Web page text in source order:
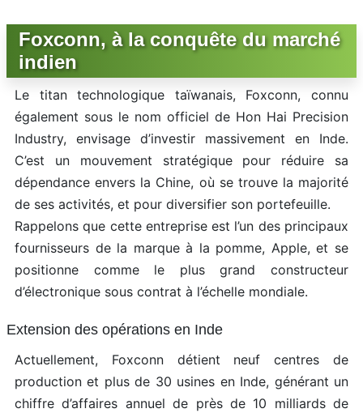
Foxconn, à la conquête du marché
indien
Le titan technologique taïwanais, Foxconn, connu
également sous le nom officiel de Hon Hai Precision
Industry, envisage d’investir massivement en Inde.
C’est un mouvement stratégique pour réduire sa
dépendance envers la Chine, où se trouve la majorité
de ses activités, et pour diversifier son portefeuille.
Rappelons que cette entreprise est l’un des principaux
fournisseurs de la marque à la pomme, Apple, et se
positionne comme le plus grand constructeur
d’électronique sous contrat à l’échelle mondiale.
Extension des opérations en Inde
Actuellement, Foxconn détient neuf centres de
production et plus de 30 usines en Inde, générant un
chiffre d’affaires annuel de près de 10 milliards de